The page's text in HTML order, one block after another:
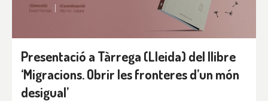
Presentació a Tàrrega (Lleida) del llibre
‘Migracions. Obrir les fronteres d’un món
desigual’